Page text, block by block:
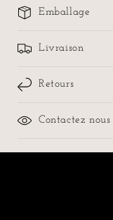
Emballage
Livraison
Retours
Contactez nous